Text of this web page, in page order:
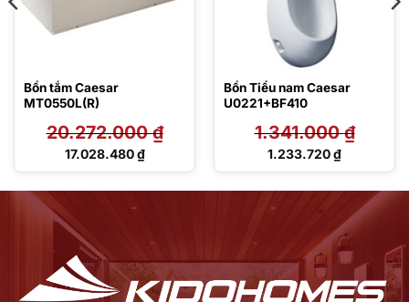
Bồn tắm Caesar
MT0550L(R)
20.272.000₫
Giá
17.028.480₫
Giá
Bồn Tiểu nam Caesar
U0221+BF410
1.341.000₫
Giá
1.341.000 ₫.
1.233.720₫
Giá
1.233.720 ₫.